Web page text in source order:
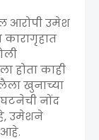
आरोपी उमेश
कारागृहात
होता काही
खुनाच्या
नोंद
उमेशने